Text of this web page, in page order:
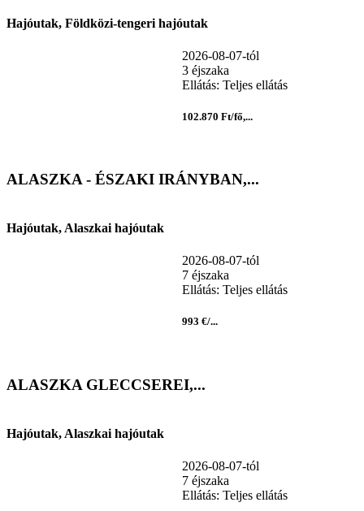
Hajóutak, Földközi-tengeri hajóutak
2026-08-07-tól
3 éjszaka
Ellátás: Teljes ellátás
102.870 Ft/fő,...
ALASZKA - ÉSZAKI IRÁNYBAN,...
Hajóutak, Alaszkai hajóutak
2026-08-07-tól
7 éjszaka
Ellátás: Teljes ellátás
993 €/...
ALASZKA GLECCSEREI,...
Hajóutak, Alaszkai hajóutak
2026-08-07-tól
7 éjszaka
Ellátás: Teljes ellátás